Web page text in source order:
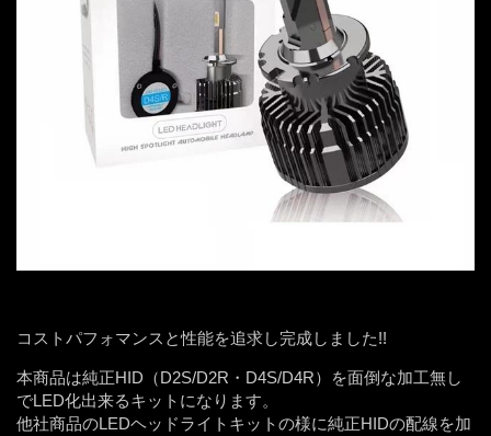
コストパフォマンスと性能を追求し完成しました!!
本商品は純正HID（D2S/D2R・D4S/D4R）を面倒な加工無し
でLED化出来るキットになります。
他社商品のLEDヘッドライトキットの様に純正HIDの配線を加